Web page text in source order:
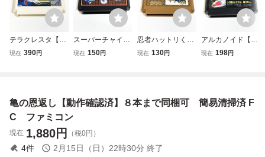
テラクレスタ【動
作確認済】８本ま
現在 390円
スーパーチャイニ
ーズ【動作確認
現在 150円
忍者ハットリくん
【動作確認済】８
現在 130円
アルカノイド【動
作確認済】８本ま
現在 198円
亀の恩返し【動作確認済】８本まで同梱可 簡易清掃済 F
C ファミコン
現在 1,880円 （税0円）
4件 2月15日（日）22時30分 終了